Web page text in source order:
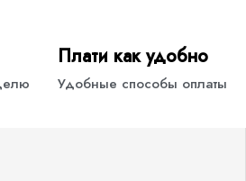
Плати как удобно
Удобные способы оплаты